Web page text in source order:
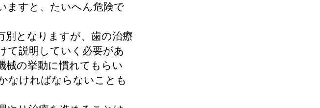
ますと、たいへん危険で
別となりますが、歯の治療
て説明していく必要があ
械の挙動に慣れてもらい
なければならないことも